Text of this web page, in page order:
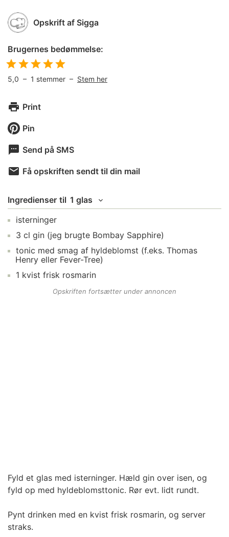
Opskrift af Sigga
Brugernes bedømmelse:
5,0 – 1 stemmer – Stem her
Print
Pin
Send på SMS
Få opskriften sendt til din mail
Ingredienser til 1 glas
isterninger
3 cl gin (jeg brugte Bombay Sapphire)
tonic med smag af hyldeblomst (f.eks. Thomas
Henry eller Fever-Tree)
1 kvist frisk rosmarin
Opskriften fortsætter under annoncen
Fyld et glas med isterninger. Hæld gin over isen, og
fyld op med hyldeblomsttonic. Rør evt. lidt rundt.
Pynt drinken med en kvist frisk rosmarin, og server
straks.